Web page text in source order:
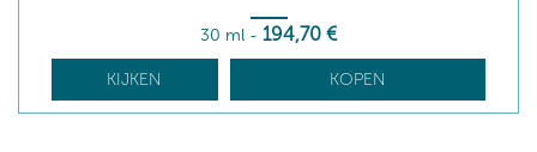
30 ml - 194,70 €
KIJKEN KOPEN